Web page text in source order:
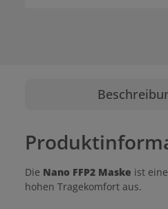
Die Nano FFP2 Maske ist eine
hohen Tragekomfort aus.